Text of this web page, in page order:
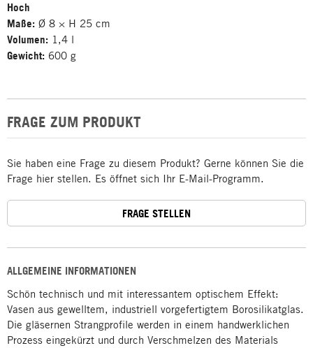
ALLGEMEINE INFORMATIONEN
Schön technisch und mit interessantem optischem Effekt:
Vasen aus gewelltem, industriell vorgefertigtem Borosilikatglas.
Die gläsernen Strangprofile werden in einem handwerklichen
Prozess eingekürzt und durch Verschmelzen des Materials
Hoch
Maße: Ø 8 × H 25 cm
Volumen: 1,4 l
Gewicht: 600 g
FRAGE ZUM PRODUKT
Sie haben eine Frage zu diesem Produkt? Gerne können Sie die
Frage hier stellen. Es öffnet sich Ihr E-Mail-Programm.
FRAGE STELLEN